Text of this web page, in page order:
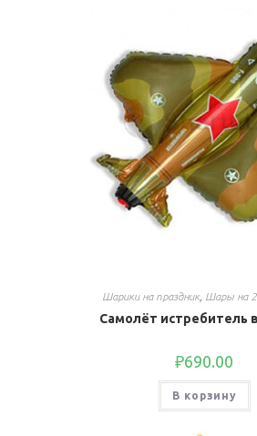
Шарики на праздник, Шары на
Самолёт истребитель
₽690.00
В корзину